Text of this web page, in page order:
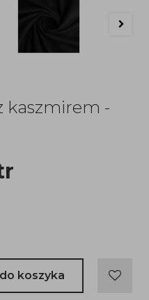
kaszmirem -
koszyka